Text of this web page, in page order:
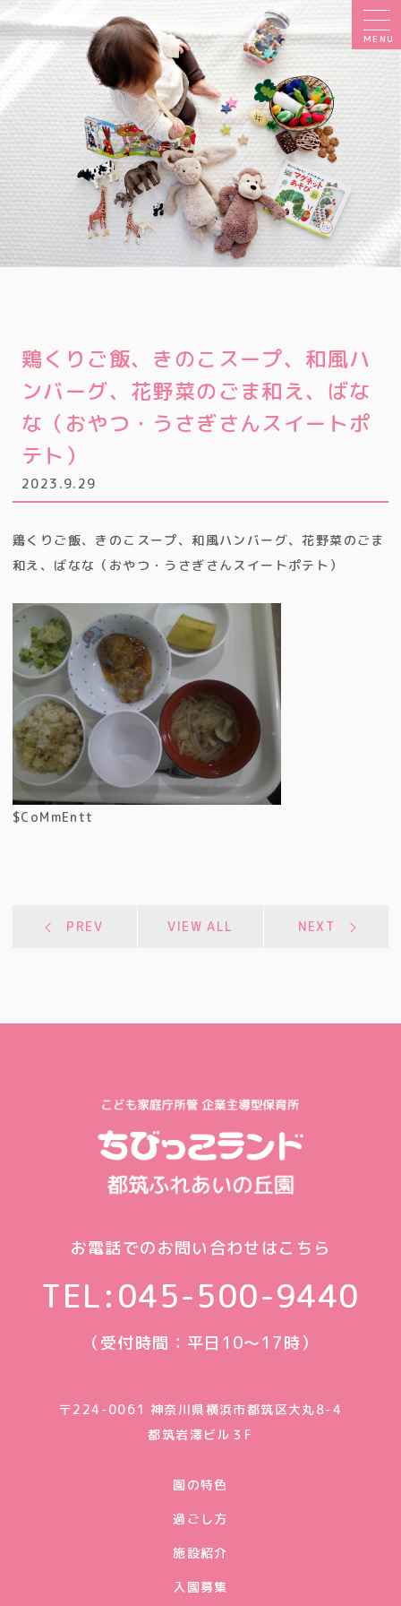
MENU
鶏くりご飯、きのこスープ、和風ハ
ンバーグ、花野菜のごま和え、ばな
な（おやつ・うさぎさんスイートポ
テト）
2023.9.29
鶏くりご飯、きのこスープ、和風ハンバーグ、花野菜のごま
和え、ばなな（おやつ・うさぎさんスイートポテト）
$CoMmEntt
PREV VIEW ALL NEXT
お電話でのお問い合わせはこちら
TEL:045-500-9440
（受付時間：平日10〜17時）
〒224-0061 神奈川県横浜市都筑区大丸8-4
都筑岩澤ビル３F
園の特色
過ごし方
施設紹介
入園募集